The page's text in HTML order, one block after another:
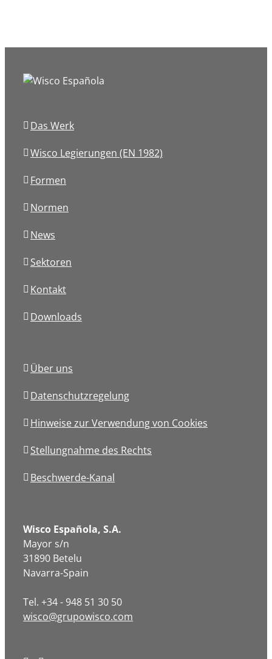
Das Werk
Wisco Legierungen (EN 1982)
Formen
Normen
News
Sektoren
Kontakt
Downloads
Über uns
Datenschutzregelung
Hinweise zur Verwendung von Cookies
Stellungnahme des Rechts
Beschwerde-Kanal
Wisco Española, S.A.
Mayor s/n
31890 Betelu
Navarra-Spain
Tel. +34 - 948 51 30 50
wisco@grupowisco.com